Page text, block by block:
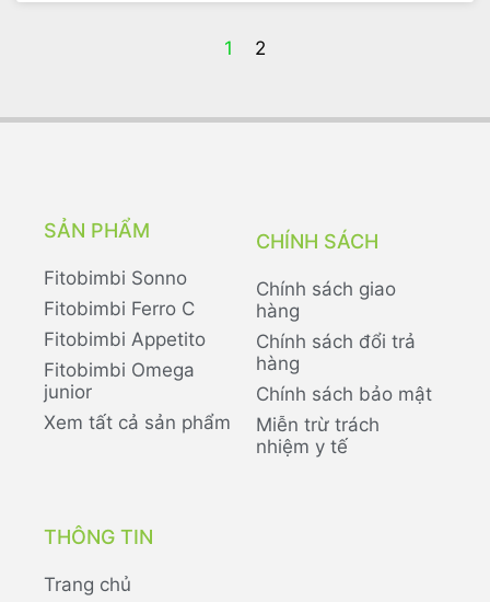
1 2
SẢN PHẨM
Fitobimbi Sonno
Fitobimbi Ferro C
Fitobimbi Appetito
Fitobimbi Omega
junior
Xem tất cả sản phẩm
CHÍNH SÁCH
Chính sách giao
hàng
Chính sách đổi trả
hàng
Chính sách bảo mật
Miễn trừ trách
nhiệm y tế
THÔNG TIN
Trang chủ